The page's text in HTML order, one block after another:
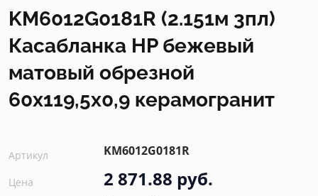
KM6012G0181R (2.151м 3пл)
Касабланка HP бежевый
матовый обрезной
60x119,5x0,9 керамогранит
Артикул KM6012G0181R
Цена 2 871.88 руб.